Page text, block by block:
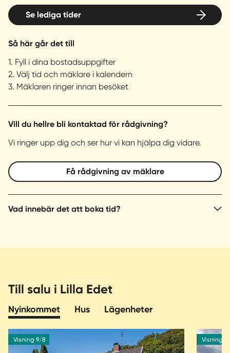
Se lediga tider
Så här går det till
1. Fyll i dina bostadsuppgifter
2. Välj tid och mäklare i kalendern
3. Mäklaren ringer innan besöket
Vill du hellre bli kontaktad för rådgivning?
Vi ringer upp dig och ser hur vi kan hjälpa dig vidare.
Få rådgivning av mäklare
Vad innebär det att boka tid?
Till salu i Lilla Edet
Nyinkommet Hus Lägenheter
Visning 9/8 Visning